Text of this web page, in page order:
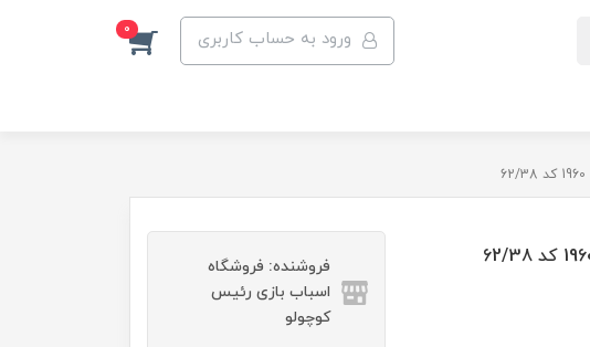
ورود به حساب کاربری 0
فروشنده: فروشگاه
اسباب بازی رئیس
کوچولو